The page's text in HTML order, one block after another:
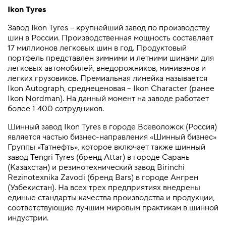
Ikon Tyres
Завод Ikon Tyres – крупнейший завод по производству
шин в России. Производственная мощность составляет
17 миллионов легковых шин в год. Продуктовый
портфель представлен зимними и летними шинами для
легковых автомобилей, внедорожников, минивэнов и
легких грузовиков. Премиальная линейка называется
Ikon Autograph, среднеценовая – Ikon Character (ранее
Ikon Nordman). На данный момент на заводе работает
более 1 400 сотрудников.
Шинный завод Ikon Tyres в городе Всеволожск (Россия)
является частью бизнес-направления «Шинный бизнес»
Группы «Татнефть», которое включает также шинный
завод Tengri Tyres (бренд Attar) в городе Сарань
(Казахстан) и резинотехнический завод Birinchi
Rezinotexnika Zavodi (бренд Bars) в городе Ангрен
(Узбекистан). На всех трех предприятиях внедрены
единые стандарты качества производства и продукции,
соответствующие лучшим мировым практикам в шинной
индустрии.